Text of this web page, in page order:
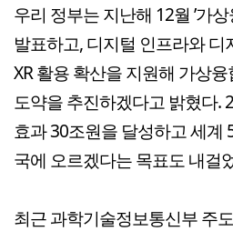
우리 정부는 지난해 12월 ’가
발표하고, 디지털 인프라와
XR 활용 확산을 지원해 가상
도약을 추진하겠다고 밝혔다.
효과 30조원을 달성하고 세계
국에 오르겠다는 목표도 내걸
최근 과학기술정보통신부 주